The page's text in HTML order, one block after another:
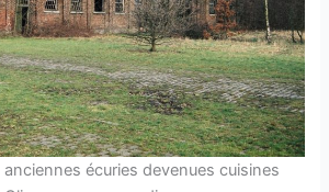
anciennes écuries devenues cuisines